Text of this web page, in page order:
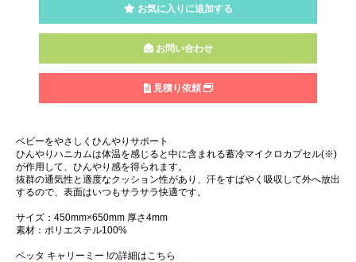
お気に入りに追加する
お問い合わせ
見積り依頼
ベビーをやさしくひんやりサポート
ひんやりハニカムは体温を感じると中に含まれる蓄冷マイクロカプセル(※)
が作用して、ひんやり感を得られます。
抜群の通気性と適度なクッション性があり、汗をすばやく吸収して外へ放出
するので、表面はいつもサラサラ快適です。
サイズ：450mm×650mm 厚さ4mm
素材：ポリエステル100%
ベッタ キャリーミー !の詳細はこちら